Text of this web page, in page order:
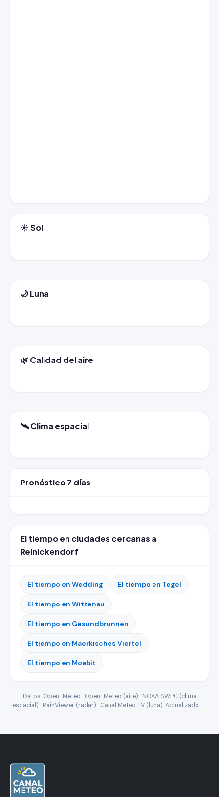
☀️ Sol
🌙 Luna
🌿 Calidad del aire
🛰️ Clima espacial
Pronóstico 7 días
El tiempo en ciudades cercanas a
Reinickendorf
El tiempo en Wedding El tiempo en Tegel
El tiempo en Wittenau
El tiempo en Gesundbrunnen
El tiempo en Maerkisches Viertel
El tiempo en Moabit
Datos: Open-Meteo · Open-Meteo (aire) · NOAA SWPC (clima
espacial) · RainViewer (radar) · Canal Meteo TV (luna). Actualizado: —